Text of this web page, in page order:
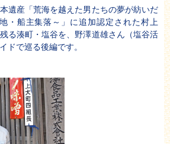
遺産「荒海を越えた男たちの夢が紡いだ
・船主集落～」に追加認定された村上
る湊町・塩谷を、野澤道雄さん（塩谷活
ドで巡る後編です。